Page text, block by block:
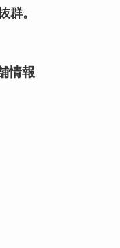
群。
情報